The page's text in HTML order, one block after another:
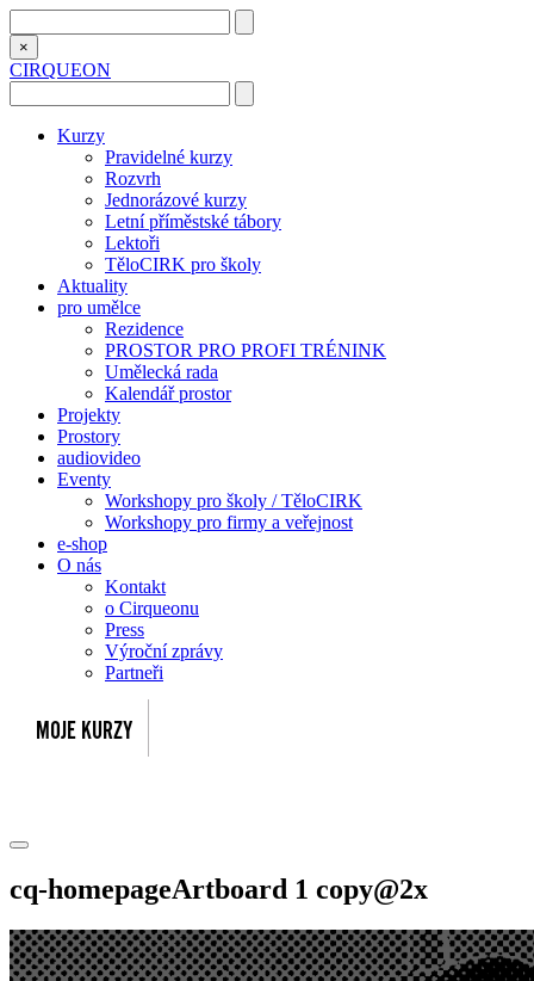
×
CIRQUEON
Kurzy
Pravidelné kurzy
Rozvrh
Jednorázové kurzy
Letní příměstské tábory
Lektoři
TěloCIRK pro školy
Aktuality
pro umělce
Rezidence
PROSTOR PRO PROFI TRÉNINK
Umělecká rada
Kalendář prostor
Projekty
Prostory
audiovideo
Eventy
Workshopy pro školy / TěloCIRK
Workshopy pro firmy a veřejnost
e-shop
O nás
Kontakt
o Cirqueonu
Press
Výroční zprávy
Partneři
cq-homepageArtboard 1 copy@2x